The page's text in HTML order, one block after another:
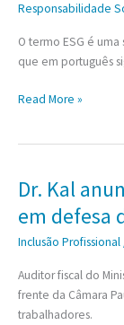
dias
contados
Responsabilidade
O termo ESG é
que em português
Entenda
na
transformação
das
e
no
futuro
Read More »
Dr. Kal
em defesa
Inclusão Profissional
Auditor fiscal do
frente da Câmara
trabalhadores.